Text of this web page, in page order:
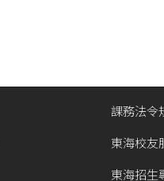
課務法令
東海校友
東海招生